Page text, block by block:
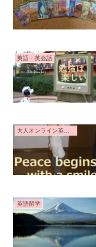
英語・英会話
大人オンライン英会話
英語留学